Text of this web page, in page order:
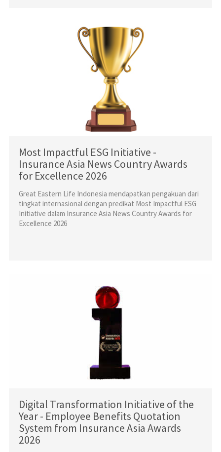
Most Impactful ESG Initiative -
Insurance Asia News Country Awards
for Excellence 2026
Great Eastern Life Indonesia mendapatkan pengakuan dari
tingkat internasional dengan predikat Most Impactful ESG
Initiative dalam Insurance Asia News Country Awards for
Excellence 2026
Digital Transformation Initiative of the
Year - Employee Benefits Quotation
System from Insurance Asia Awards
2026